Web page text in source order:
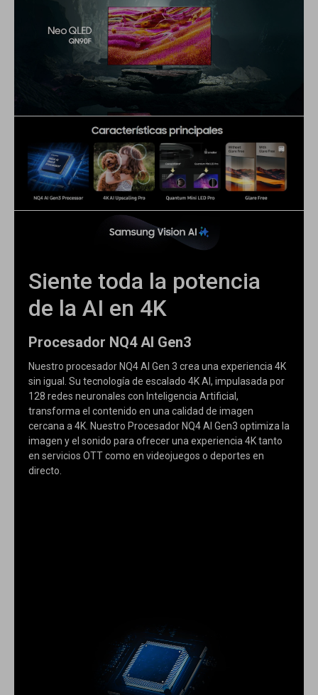
Siente toda la potencia
de la AI en 4K
Procesador NQ4 AI Gen3
Nuestro procesador NQ4 AI Gen 3 crea una experiencia 4K
sin igual. Su tecnología de escalado 4K AI, impulasada por
128 redes neuronales con Inteligencia Artificial,
transforma el contenido en una calidad de imagen
cercana a 4K. Nuestro Procesador NQ4 AI Gen3 optimiza la
imagen y el sonido para ofrecer una experiencia 4K tanto
en servicios OTT como en videojuegos o deportes en
directo.